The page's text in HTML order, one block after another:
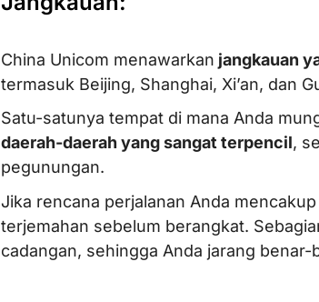
China Unicom menawarkan jangkauan
termasuk Beijing, Shanghai, Xi’an, dan
Satu-satunya tempat di mana Anda
daerah-daerah yang sangat terpencil,
pegunungan.
Jika rencana perjalanan Anda
terjemahan sebelum berangkat.
cadangan, sehingga Anda jarang